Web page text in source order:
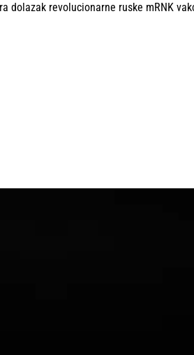
dolazak revolucionarne ruske mRNK